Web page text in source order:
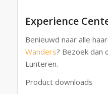
Experience
Benieuwd naar alle
Wanders? Bezoek dan
Lunteren.
Product downloads